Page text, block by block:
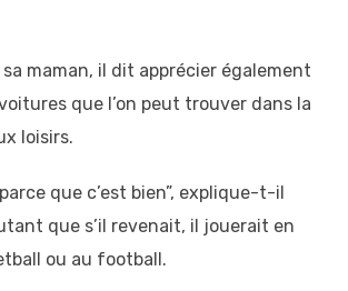
maman, il dit apprécier également
que l’on peut trouver dans la
loisirs.
que c’est bien”, explique-t-il
que s’il revenait, il jouerait en
ou au football.